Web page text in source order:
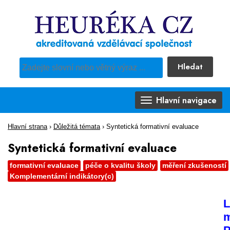
Hledat
Pro vyhledávání obsahu webu použijte předdefinovaný výběr
Hlavní navigace
Hlavní strana › Důležitá témata › Syntetická formativní evaluace
Syntetická formativní evaluace
formativní evaluace péče o kvalitu školy
měření zkušeností
Komplementární indikátory(c)